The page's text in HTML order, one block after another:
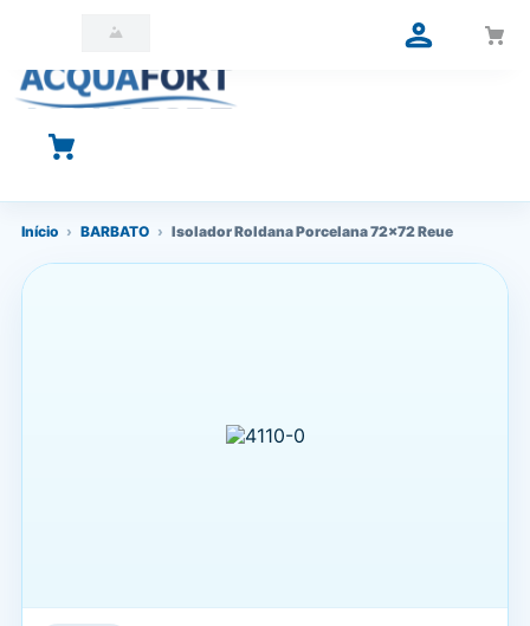
O que você está procurando?
Início › BARBATO › Isolador Roldana Porcelana 72x72 Reue